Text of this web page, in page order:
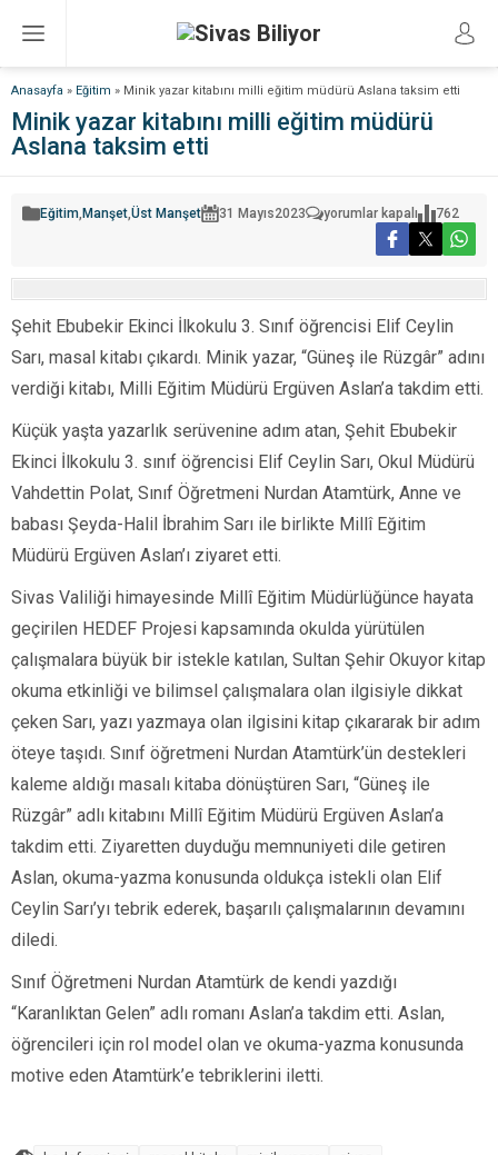
Anasayfa » Eğitim » Minik yazar kitabını milli eğitim müdürü Aslana taksim etti
Minik yazar kitabını milli eğitim müdürü
Aslana taksim etti
Eğitim, Manşet,Üst Manşet 31 Mayıs2023
Minik
eğitim
taksim
etti
için
yorumlar kapalı 762
Şehit Ebubekir Ekinci İlkokulu 3. Sınıf öğrencisi Elif Ceylin
Sarı, masal kitabı çıkardı. Minik yazar, “Güneş ile Rüzgâr” adını
verdiği kitabı, Milli Eğitim Müdürü Ergüven Aslan’a takdim etti.
Küçük yaşta yazarlık serüvenine adım atan, Şehit Ebubekir
Ekinci İlkokulu 3. sınıf öğrencisi Elif Ceylin Sarı, Okul Müdürü
Vahdettin Polat, Sınıf Öğretmeni Nurdan Atamtürk, Anne ve
babası Şeyda-Halil İbrahim Sarı ile birlikte Millî Eğitim
Müdürü Ergüven Aslan’ı ziyaret etti.
Sivas Valiliği himayesinde Millî Eğitim Müdürlüğünce hayata
geçirilen HEDEF Projesi kapsamında okulda yürütülen
çalışmalara büyük bir istekle katılan, Sultan Şehir Okuyor kitap
okuma etkinliği ve bilimsel çalışmalara olan ilgisiyle dikkat
çeken Sarı, yazı yazmaya olan ilgisini kitap çıkararak bir adım
öteye taşıdı. Sınıf öğretmeni Nurdan Atamtürk’ün destekleri
kaleme aldığı masalı kitaba dönüştüren Sarı, “Güneş ile
Rüzgâr” adlı kitabını Millî Eğitim Müdürü Ergüven Aslan’a
takdim etti. Ziyaretten duyduğu memnuniyeti dile getiren
Aslan, okuma-yazma konusunda oldukça istekli olan Elif
Ceylin Sarı’yı tebrik ederek, başarılı çalışmalarının devamını
diledi.
Sınıf Öğretmeni Nurdan Atamtürk de kendi yazdığı
“Karanlıktan Gelen” adlı romanı Aslan’a takdim etti. Aslan,
öğrencileri için rol model olan ve okuma-yazma konusunda
motive eden Atamtürk’e tebriklerini iletti.